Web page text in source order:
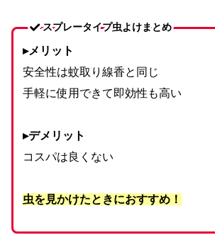
スプレータイプ虫よけまとめ
▸メリット
安全性は蚊取り線香と同じ
手軽に使用できて即効性も高い
▸デメリット
コスパは良くない
虫を見かけたときにおすすめ！